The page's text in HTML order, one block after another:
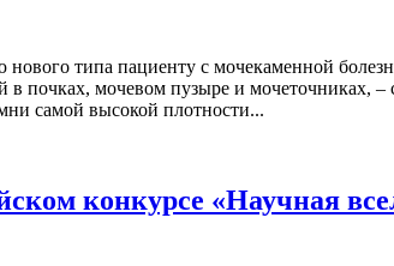
типа пациенту с мочекаменной
в почках, мочевом пузыре и
самой высокой плотности...
конкурсе «Научная